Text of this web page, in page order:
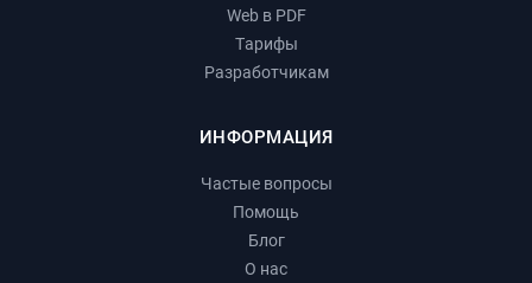
Web в PDF
Тарифы
Разработчикам
ИНФОРМАЦИЯ
Частые вопросы
Помощь
Блог
О нас